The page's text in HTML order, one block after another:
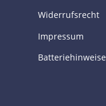
Widerrufsrecht
Impressum
Batteriehinweise